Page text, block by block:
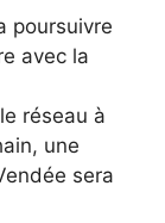
poursuivre
avec la
réseau à
une
sera